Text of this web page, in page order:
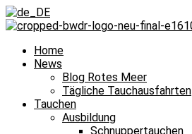
Home
News
Blog Rotes Meer
Tägliche Tauchausfahrten
Tauchen
Ausbildung
Schnuppertauchen